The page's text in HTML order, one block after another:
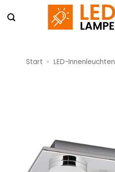
Inhalt
Start » LED-Innenleuchten